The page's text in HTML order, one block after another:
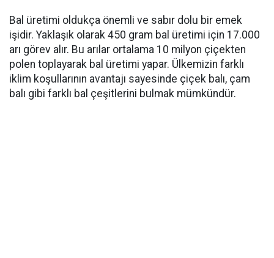
Bal üretimi oldukça önemli ve sabır dolu bir emek
işidir. Yaklaşık olarak 450 gram bal üretimi için 17.000
arı görev alır. Bu arılar ortalama 10 milyon çiçekten
polen toplayarak bal üretimi yapar. Ülkemizin farklı
iklim koşullarının avantajı sayesinde çiçek balı, çam
balı gibi farklı bal çeşitlerini bulmak mümkündür.